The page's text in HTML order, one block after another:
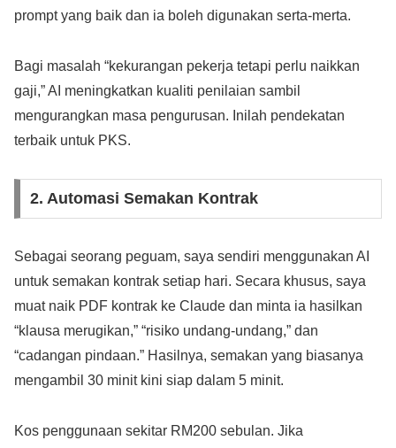
prompt yang baik dan ia boleh digunakan serta-merta.
Bagi masalah “kekurangan pekerja tetapi perlu naikkan
gaji,” AI meningkatkan kualiti penilaian sambil
mengurangkan masa pengurusan. Inilah pendekatan
terbaik untuk PKS.
2. Automasi Semakan Kontrak
Sebagai seorang peguam, saya sendiri menggunakan AI
untuk semakan kontrak setiap hari. Secara khusus, saya
muat naik PDF kontrak ke Claude dan minta ia hasilkan
“klausa merugikan,” “risiko undang-undang,” dan
“cadangan pindaan.” Hasilnya, semakan yang biasanya
mengambil 30 minit kini siap dalam 5 minit.
Kos penggunaan sekitar RM200 sebulan. Jika